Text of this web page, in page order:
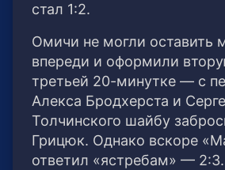
стал 1:2.
Омичи не могли оставить
впереди и оформили
третьей 20-минутке — с
Алекса Бродхерста и
Толчинского шайбу
Грицюк. Однако вскоре
ответил «ястребам» — 2:3.